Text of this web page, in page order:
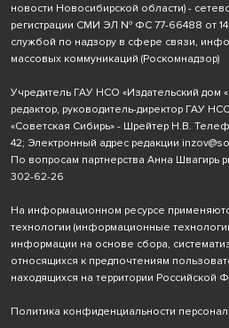
новости Новосибирской области) -
регистрации СМИ ЭЛ № ФС 77-66488 от
службой по надзору в сфере связи,
массовых коммуникаций (Роскомнадзор)
Учредитель ГАУ НСО «Издательский дом
редактор, руководитель-директор ГАУ
«Советская Сибирь» - Шрейтер Н.В.
42; Электронный адрес редакции
По вопросам партнерства Анна Швагирь
302-62-26
На информационном ресурсе
технологии (информационные
информации на основе сбора,
относящихся к предпочтениям
находящихся на территории Российской
Политика конфиденциальности